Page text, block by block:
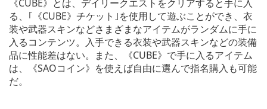
《CUBE》とは、デイリークエストをクリアすると手に入
る、｢《CUBE》チケット｣を使用して遊ぶことができ、衣
装や武器スキンなどさまざまなアイテムがランダムに手に
入るコンテンツ。入手できる衣装や武器スキンなどの装備
品に性能差はない。また、《CUBE》で手に入るアイテム
は、《SAOコイン》を使えば自由に選んで指名購入も可能
だ。